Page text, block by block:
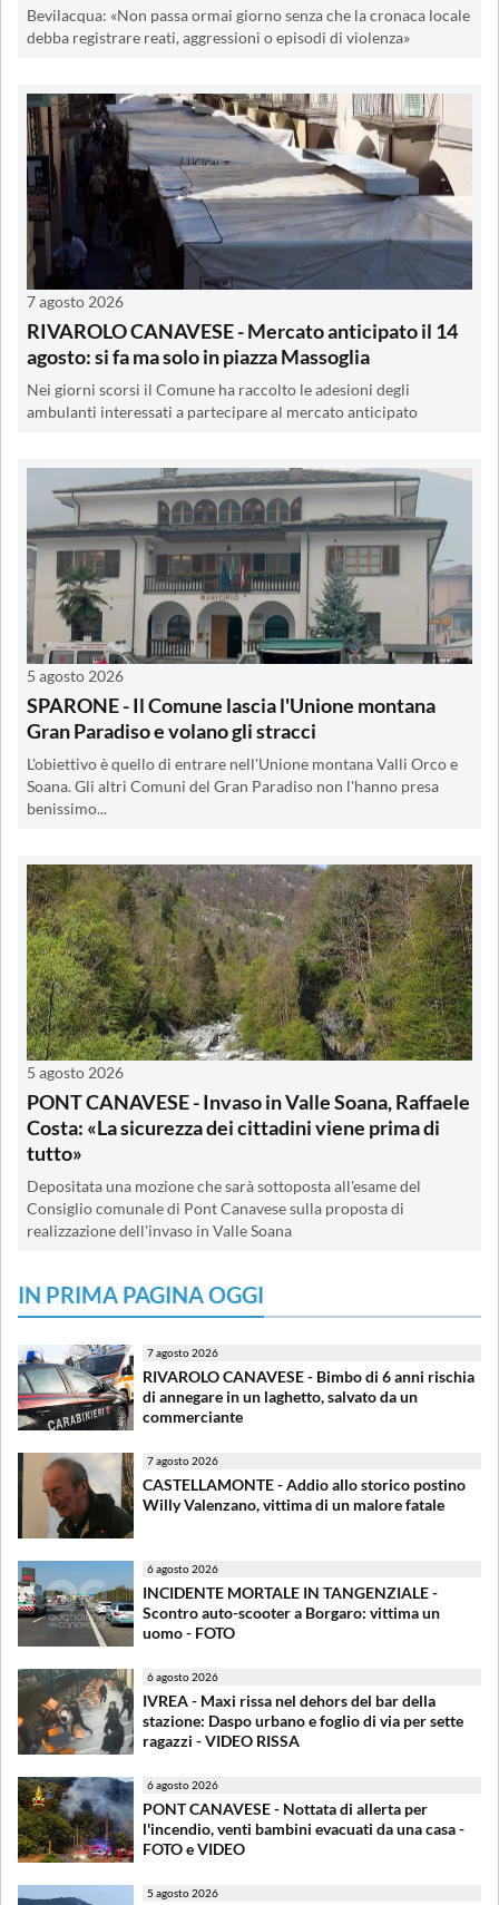
Bevilacqua: «Non passa ormai giorno senza che la cronaca locale
debba registrare reati, aggressioni o episodi di violenza»
7 agosto 2026
RIVAROLO CANAVESE - Mercato anticipato il 14
agosto: si fa ma solo in piazza Massoglia
Nei giorni scorsi il Comune ha raccolto le adesioni degli
ambulanti interessati a partecipare al mercato anticipato
5 agosto 2026
SPARONE - Il Comune lascia l'Unione montana
Gran Paradiso e volano gli stracci
L'obiettivo è quello di entrare nell'Unione montana Valli Orco e
Soana. Gli altri Comuni del Gran Paradiso non l'hanno presa
benissimo...
5 agosto 2026
PONT CANAVESE - Invaso in Valle Soana, Raffaele
Costa: «La sicurezza dei cittadini viene prima di
tutto»
Depositata una mozione che sarà sottoposta all'esame del
Consiglio comunale di Pont Canavese sulla proposta di
realizzazione dell'invaso in Valle Soana
IN PRIMA PAGINA OGGI
7 agosto 2026
RIVAROLO CANAVESE - Bimbo di 6 anni rischia
di annegare in un laghetto, salvato da un
commerciante
7 agosto 2026
CASTELLAMONTE - Addio allo storico postino
Willy Valenzano, vittima di un malore fatale
6 agosto 2026
INCIDENTE MORTALE IN TANGENZIALE -
Scontro auto-scooter a Borgaro: vittima un
uomo - FOTO
6 agosto 2026
IVREA - Maxi rissa nel dehors del bar della
stazione: Daspo urbano e foglio di via per sette
ragazzi - VIDEO RISSA
6 agosto 2026
PONT CANAVESE - Nottata di allerta per
l'incendio, venti bambini evacuati da una casa -
FOTO e VIDEO
5 agosto 2026